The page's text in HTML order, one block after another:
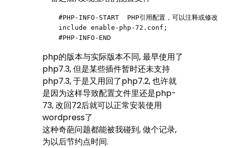
    #PHP-INFO-START  PHP引用配置，可以注释或修改
    include enable-php-72.conf;
    #PHP-INFO-END
php的版本与实际版本不同, 最早使用了
php7.3, 但是某些插件暂时还未支持
php7.3, 于是又用回了php7.2, 也许就
是因为这样导致配置文件里还是php-
73, 改回72后就可以正常安装使用
wordpress了
这种奇葩问题都能被我碰到, 做个记录,
为以后节约点时间.